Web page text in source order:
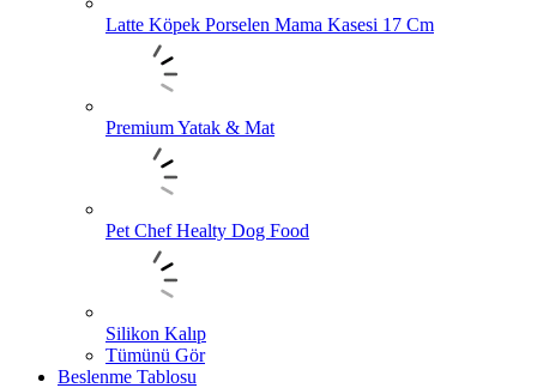
Latte Köpek Porselen Mama Kasesi 17 Cm
Premium Yatak & Mat
Pet Chef Healty Dog Food
Silikon Kalıp
Tümünü Gör
Beslenme Tablosu